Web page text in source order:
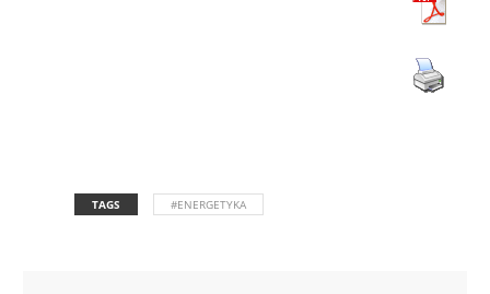
TAGS #ENERGETYKA